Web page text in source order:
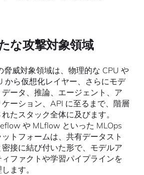
な攻撃対象領域
脅威対象領域は、物理的な CPU や
から仮想化レイヤー、さらにモデ
データ、推論、エージェント、ア
ケーション、API に至るまで、階層
たスタック全体に及びます。
や MLflow といった MLOps
ットフォームは、共有データスト
密接に結び付いた形で、モデルア
ィファクトや学習パイプラインを
ます。